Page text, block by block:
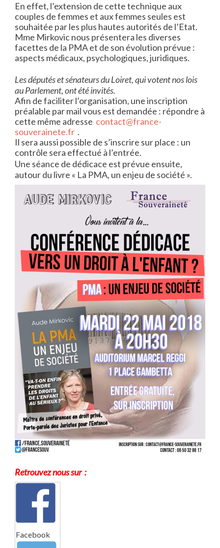
En effet, l’extension de cette technique aux
couples de femmes et aux femmes seules est
souhaitée par les plus hautes autorités de l’Etat.
Mme Mirkovic nous présentera les diverses
facettes de la PMA et de son évolution prévue :
aspects médicaux, psychologiques, juridiques.
Les députés et sénateurs du Loiret, qui votent nos lois
au Parlement, ont été invités.
Afin de faciliter l’organisation, une inscription
préalable par mail vous est demandée : répondre à
cette même adresse contact@france-
souverainete.fr .
Il sera aussi possible de s’inscrire sur place : un
contrôle sera effectué à l’entrée.
Une séance de dédicace est prévue ensuite,
autour du livre « La PMA, un enjeu de société ».
Retrouvez nous sur :
Facebook